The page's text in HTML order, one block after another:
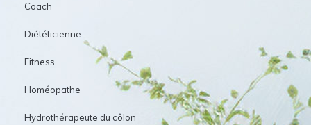
Coach
Diététicienne
Fitness
Homéopathe
Hydrothérapeute du côlon